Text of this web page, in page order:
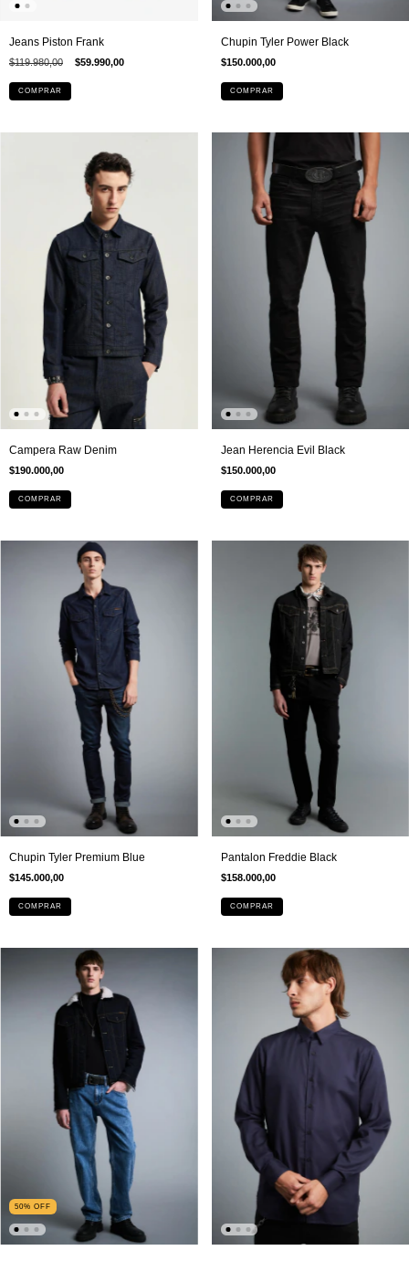
Jeans Piston Frank
$119.980,00 $59.990,00
COMPRAR
Chupin Tyler Power Black
$150.000,00
COMPRAR
Campera Raw Denim
$190.000,00
COMPRAR
Jean Herencia Evil Black
$150.000,00
COMPRAR
Chupin Tyler Premium Blue
$145.000,00
COMPRAR
Pantalon Freddie Black
$158.000,00
COMPRAR
50% OFF